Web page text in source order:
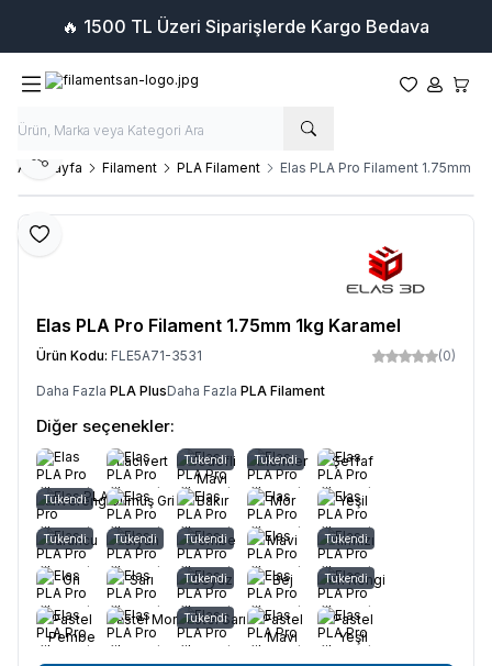
🔥 1500 TL Üzeri Siparişlerde Kargo Bedava
Favorilerim
Hesabım
Ana Sayfa Filament PLA Filament Elas PLA Pro Filament 1.75mm
Favoriye Ekle
Paylaş
Elas PLA Pro Filament 1.75mm 1kg Karamel
Ürün Kodu: FLE5A71-3531 (0)
Daha Fazla PLA PlusDaha Fazla PLA Filament
Diğer seçenekler:
Lacivert Tükendi
Sedefli
Mavi
Tükendi
Mermer Şeffaf
Tükendi
KahverengiGümüş Gri Bakır Mor Yeşil
Tükendi
Turuncu Tükendi
Siyah Tükendi
Pembe Mavi Tükendi
Kırmızı
Gri Sarı Tükendi
Beyaz Bej Tükendi
Ten Rengi
Pastel
Pembe
Pastel Mor Tükendi
Pastel Sarı
Pastel
Mavi
Pastel
Yeşil